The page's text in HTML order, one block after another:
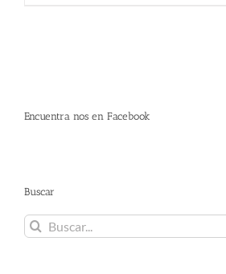
Encuentra nos en Facebook
Buscar
Buscar: